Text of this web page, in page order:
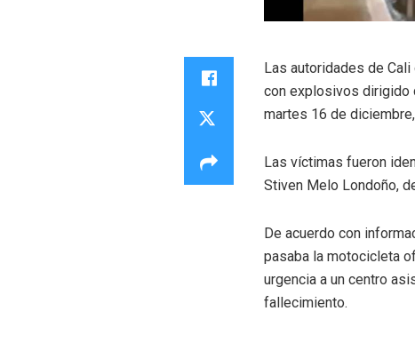
Las autoridades de
con explosivos dirigido
martes 16 de
Las víctimas fueron
Stiven Melo Londoño,
De acuerdo con
pasaba la motocicleta
urgencia a un centro
fallecimiento.